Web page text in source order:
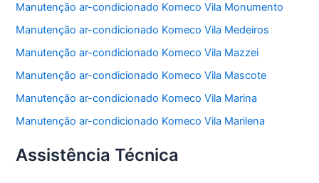
Manutenção ar-condicionado Komeco Vila Monumento
Manutenção ar-condicionado Komeco Vila Medeiros
Manutenção ar-condicionado Komeco Vila Mazzei
Manutenção ar-condicionado Komeco Vila Mascote
Manutenção ar-condicionado Komeco Vila Marina
Manutenção ar-condicionado Komeco Vila Marilena
Assistência Técnica